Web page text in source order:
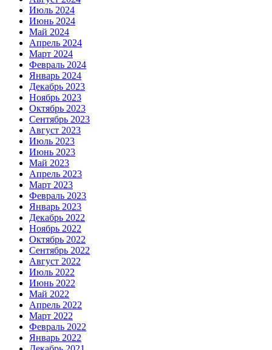
Июль 2024
Июнь 2024
Май 2024
Апрель 2024
Март 2024
Февраль 2024
Январь 2024
Декабрь 2023
Ноябрь 2023
Октябрь 2023
Сентябрь 2023
Август 2023
Июль 2023
Июнь 2023
Май 2023
Апрель 2023
Март 2023
Февраль 2023
Январь 2023
Декабрь 2022
Ноябрь 2022
Октябрь 2022
Сентябрь 2022
Август 2022
Июль 2022
Июнь 2022
Май 2022
Апрель 2022
Март 2022
Февраль 2022
Январь 2022